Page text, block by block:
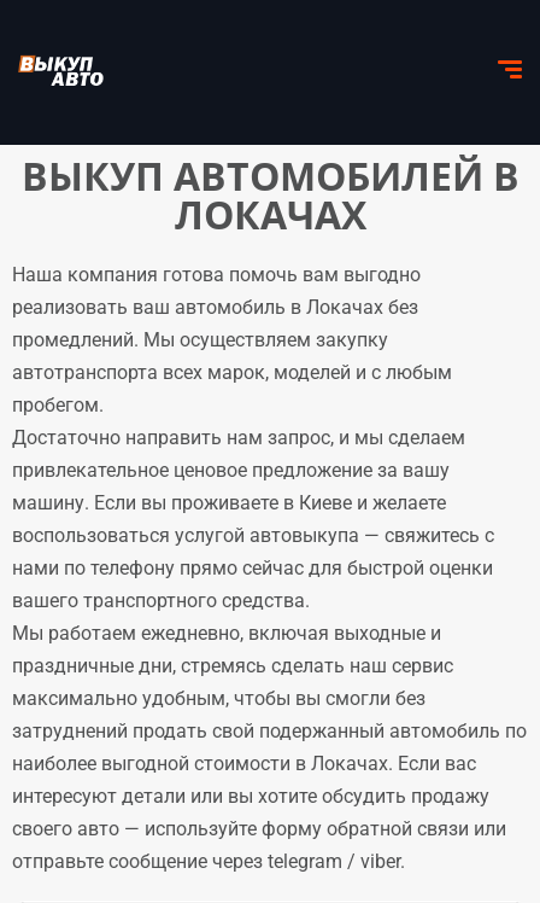
ВЫКУП АВТОМОБИЛЕЙ В
ЛОКАЧАХ
Наша компания готова помочь вам выгодно
реализовать ваш автомобиль в Локачах без
промедлений. Мы осуществляем закупку
автотранспорта всех марок, моделей и с любым
пробегом.
Достаточно направить нам запрос, и мы сделаем
привлекательное ценовое предложение за вашу
машину. Если вы проживаете в Киеве и желаете
воспользоваться услугой автовыкупа — свяжитесь с
нами по телефону прямо сейчас для быстрой оценки
вашего транспортного средства.
Мы работаем ежедневно, включая выходные и
праздничные дни, стремясь сделать наш сервис
максимально удобным, чтобы вы смогли без
затруднений продать свой подержанный автомобиль по
наиболее выгодной стоимости в Локачах. Если вас
интересуют детали или вы хотите обсудить продажу
своего авто — используйте форму обратной связи или
отправьте сообщение через telegram / viber.